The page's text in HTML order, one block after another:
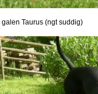
galen Taurus (ngt suddig)